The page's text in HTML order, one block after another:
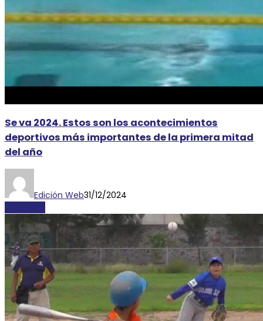
Se va 2024. Estos son los acontecimientos
deportivos más importantes de la primera mitad
del año
Edición Web31/12/2024